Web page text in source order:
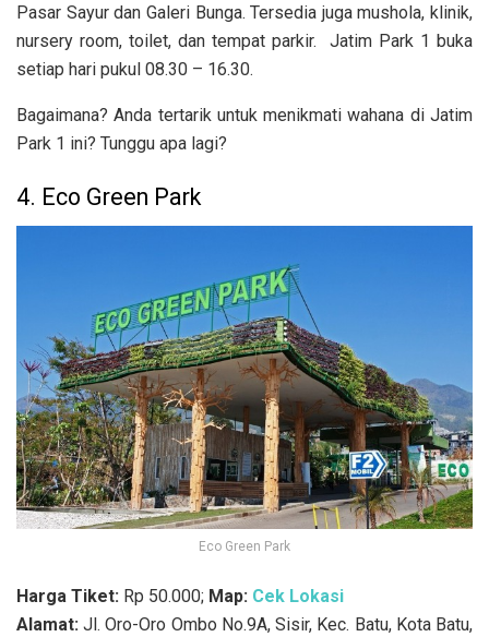
Pasar Sayur dan Galeri Bunga. Tersedia juga mushola, klinik,
nursery room, toilet, dan tempat parkir. Jatim Park 1 buka
setiap hari pukul 08.30 – 16.30.
Bagaimana? Anda tertarik untuk menikmati wahana di Jatim
Park 1 ini? Tunggu apa lagi?
4. Eco Green Park
Eco Green Park
Harga Tiket: Rp 50.000; Map: Cek Lokasi
Alamat: Jl. Oro-Oro Ombo No.9A, Sisir, Kec. Batu, Kota Batu,